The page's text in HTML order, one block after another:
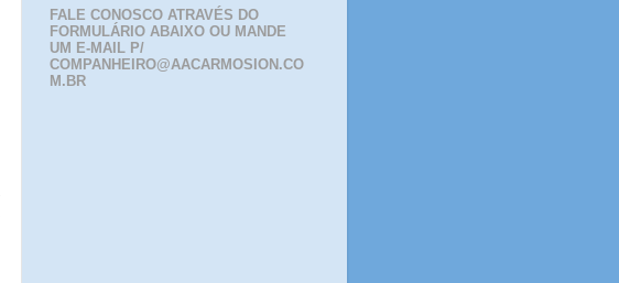
FALE CONOSCO ATRAVÉS DO
FORMULÁRIO ABAIXO OU MANDE
UM E-MAIL P/
COMPANHEIRO@AACARMOSION.CO
M.BR